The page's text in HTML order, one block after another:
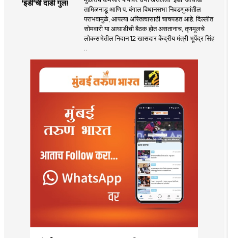
‘इंडी‌’ची दांडी गुल!
तामिळनाडू आणि प. बंगाल विधानसभा निवडणुकांतील
पराभवामुळे, आपल्या अस्तित्वासाठी चाचपडत आहे. दिल्लीत
सोमवारी या आघाडीची बैठक होत असतानाच, तृणमूलचे
लोकसभेतील निदान 12 खासदार केंद्रीय मंत्री भूपेंद्र सिंह